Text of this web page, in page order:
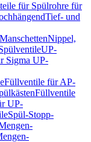
für Spülrohre für
Tief- und
ManschettenNippel,
UP-
Sigma UP-
Füllventile für AP-
Füllventile
UP-
Spül-Stopp-